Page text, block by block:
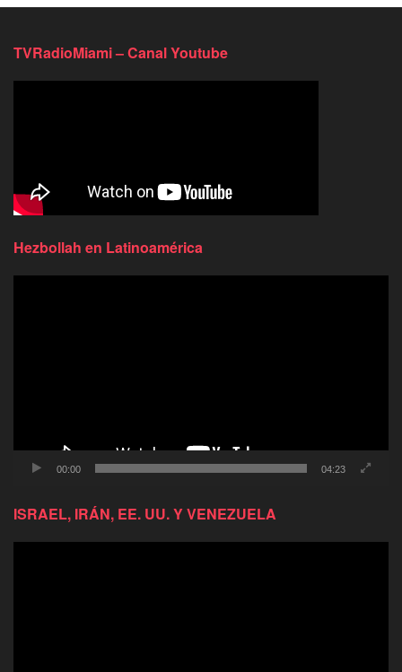
TVRadioMiami – Canal Youtube
Hezbollah en Latinoamérica
00:00 04:23
ISRAEL, IRÁN, EE. UU. Y VENEZUELA